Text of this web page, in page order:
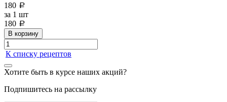
180 a
за 1 шт
180 a
В корзину
К списку рецептов
Хотите быть в курсе наших акций?
Подпишитесь на рассылку